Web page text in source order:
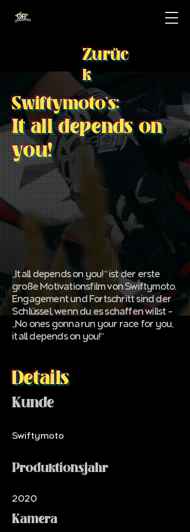
Zurüc
k
Swiftymoto's:
It all depends on
you!
„It all depends on you!“ ist der erste
große Motivationsfilm von Swiftymoto.
Engagement und Fortschritt sind der
Schlüssel, wenn du es schaffen willst –
„No ones gonna run your race for you,
it all depends on you!“
Details
Kunde
Swiftymoto
Produktionsjahr
2020
Kamera